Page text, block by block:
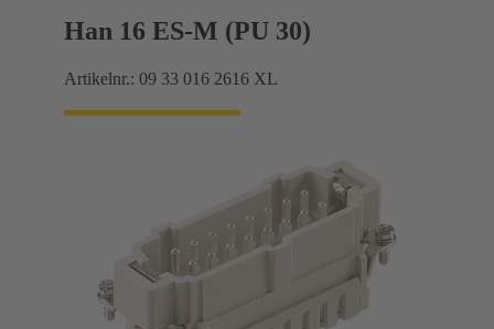
Han 16 ES-M (PU 30)
Artikelnr.: 09 33 016 2616 XL